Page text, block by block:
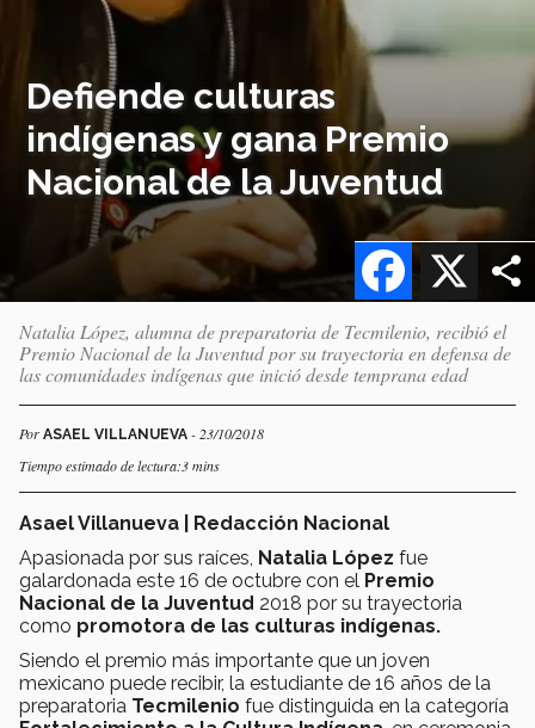
Defiende culturas
indígenas y gana Premio
Nacional de la Juventud
X
Facebook
Natalia López, alumna de preparatoria de Tecmilenio, recibió el
Premio Nacional de la Juventud por su trayectoria en defensa de
las comunidades indígenas que inició desde temprana edad
Por ASAEL VILLANUEVA - 23/10/2018
Tiempo estimado de lectura:3 mins
Asael Villanueva | Redacción Nacional
Apasionada por sus raíces, Natalia López fue
galardonada este 16 de octubre con el Premio
Nacional de la Juventud 2018 por su trayectoria
como promotora de las culturas indígenas.
Siendo el premio más importante que un joven
mexicano puede recibir, la estudiante de 16 años de la
preparatoria Tecmilenio fue distinguida en la categoría